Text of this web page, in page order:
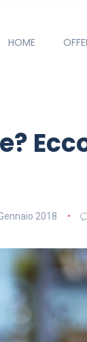
HOME
2018